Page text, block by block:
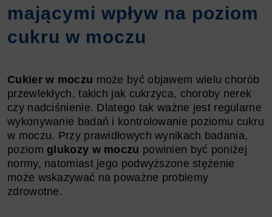
mającymi wpływ na poziom
cukru w moczu
Cukier w moczu może być objawem wielu chorób
przewlekłych, takich jak cukrzyca, choroby nerek
czy nadciśnienie. Dlatego tak ważne jest regularne
wykonywanie badań i kontrolowanie poziomu cukru
w moczu. Przy prawidłowych wynikach badania,
poziom glukozy w moczu powinien być poniżej
normy, natomiast jego podwyższone stężenie
może wskazywać na poważne problemy
zdrowotne.